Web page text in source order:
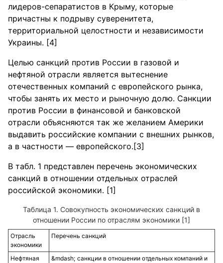
лидеров-сепаратистов в Крыму, которые
причастны к подрыву суверенитета,
территориальной целостности и независимости
Украины. [4]
Целью санкций против России в газовой и
нефтяной отрасли является вытеснение
отечественных компаний с европейского рынка,
чтобы занять их место и рыночную долю. Санкции
против России в финансовой и банковской
отрасли объясняются так же желанием Америки
выдавить российские компании с внешних рынков,
а в частности — европейского.[3]
В табл. 1 представлен перечень экономических
санкций в отношении отдельных отраслей
российской экономики. [1]
Таблица 1. Совокупность экономических санкций в
отношении России по отраслям экономики [1]
Отрасль
экономики
Перечень санкций
Нефтяная
санкции в отношении отдельных компаний и